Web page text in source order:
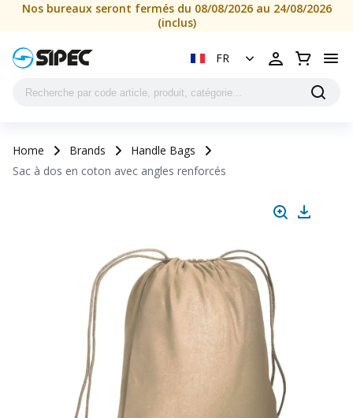
Nos bureaux seront fermés du 08/08/2026 au 24/08/2026
(inclus)
FR
Home Brands
Handle Bags
Sac à dos en coton avec angles renforcés